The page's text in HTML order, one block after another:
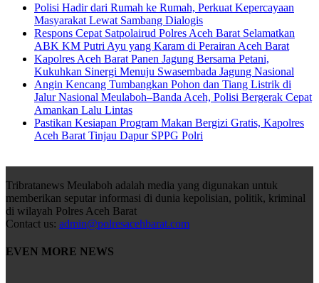
Polisi Hadir dari Rumah ke Rumah, Perkuat Kepercayaan
Masyarakat Lewat Sambang Dialogis
Respons Cepat Satpolairud Polres Aceh Barat Selamatkan
ABK KM Putri Ayu yang Karam di Perairan Aceh Barat
Kapolres Aceh Barat Panen Jagung Bersama Petani,
Kukuhkan Sinergi Menuju Swasembada Jagung Nasional
Angin Kencang Tumbangkan Pohon dan Tiang Listrik di
Jalur Nasional Meulaboh–Banda Aceh, Polisi Bergerak Cepat
Amankan Lalu Lintas
Pastikan Kesiapan Program Makan Bergizi Gratis, Kapolres
Aceh Barat Tinjau Dapur SPPG Polri
Tribratanews Meulaboh adalah media yang digunakan untuk
memberikan seputar informasi di dunia kepolisian, politik, kriminal
di wilayah Polres Aceh Barat
Contact us: admin@polresacehbarat.com
EVEN MORE NEWS